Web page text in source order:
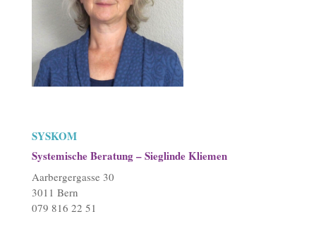
SYSKOM
Systemische Beratung – Sieglinde Kliemen
Aarbergergasse 30
3011 Bern
079 816 22 51